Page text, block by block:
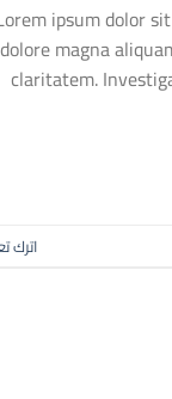
ipsum dolor
dolore magna
claritatem.
اترك